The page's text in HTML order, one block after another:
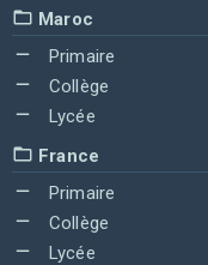
Maroc
Primaire
Collège
Lycée
France
Primaire
Collège
Lycée